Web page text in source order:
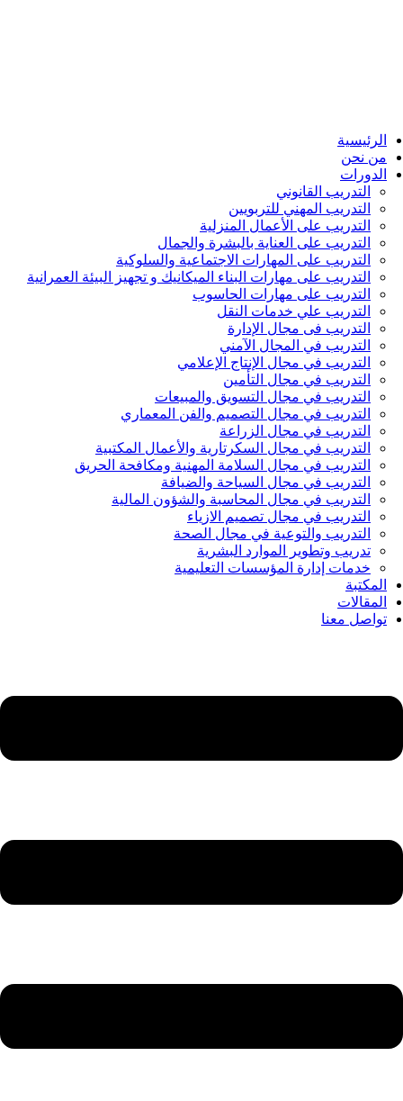
الرئيسية
من نحن
الدورات
التدريب القانوني
التدريب المهني للتربويين
التدريب على الأعمال المنزلية
التدريب على العناية بالبشرة والجمال
التدريب على المهارات الاجتماعية والسلوكية
التدريب على مهارات البناء الميكانيك و تجهيز البيئة العمرانية
التدريب على مهارات الحاسوب
التدريب علي خدمات النقل
التدريب فى مجال الإدارة
التدريب في المجال الآمني
التدريب في مجال الإنتاج الإعلامي
التدريب في مجال التأمين
التدريب في مجال التسويق والمبيعات
التدريب في مجال التصميم والفن المعماري
التدريب في مجال الزراعة
التدريب في مجال السكرتارية والأعمال المكتبية
التدريب في مجال السلامة المهنية ومكافحة الحريق
التدريب في مجال السياحة والضيافة
التدريب في مجال المحاسبة والشؤون المالية
التدريب في مجال تصميم الازياء
التدريب والتوعية في مجال الصحة
تدريب وتطوير الموارد البشرية
خدمات إدارة المؤسسات التعليمية
المكتبة
المقالات
تواصل معنا